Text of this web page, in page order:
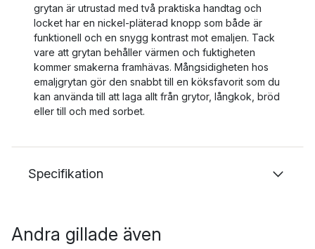
grytan är utrustad med två praktiska handtag och
locket har en nickel-pläterad knopp som både är
funktionell och en snygg kontrast mot emaljen. Tack
vare att grytan behåller värmen och fuktigheten
kommer smakerna framhävas. Mångsidigheten hos
emaljgrytan gör den snabbt till en köksfavorit som du
kan använda till att laga allt från grytor, långkok, bröd
eller till och med sorbet.
Specifikation
Andra gillade även